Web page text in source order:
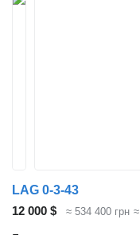
LAG 0-3-43
12 000 $
≈ 534 400 грн